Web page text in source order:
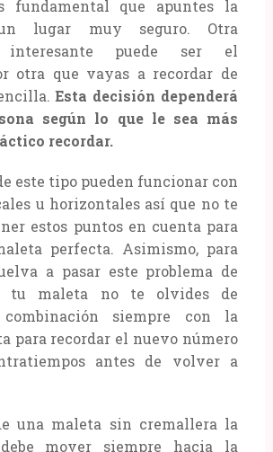
fundamental que apuntes la
lugar muy seguro. Otra
interesante puede ser el
otra que vayas a recordar de
Esta decisión dependerá
según lo que le sea más
recordar.
este tipo pueden funcionar con
u horizontales así que no te
estos puntos en cuenta para
perfecta. Asimismo, para
a pasar este problema de
tu maleta no te olvides de
siempre con la
para recordar el nuevo número
antes de volver a
una maleta sin cremallera la
mover siempre hacia la